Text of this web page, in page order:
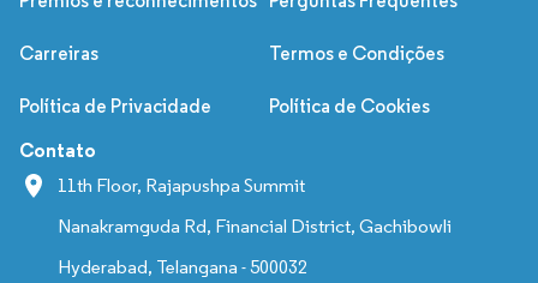
Carreiras Termos e Condições
Política de Privacidade Política de Cookies
Contato
11th Floor, Rajapushpa Summit
Nanakramguda Rd, Financial District, Gachibowli
Hyderabad, Telangana - 500032